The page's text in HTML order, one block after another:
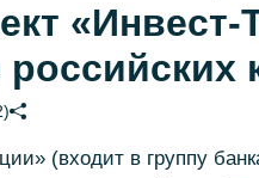
российских
(входит в группу